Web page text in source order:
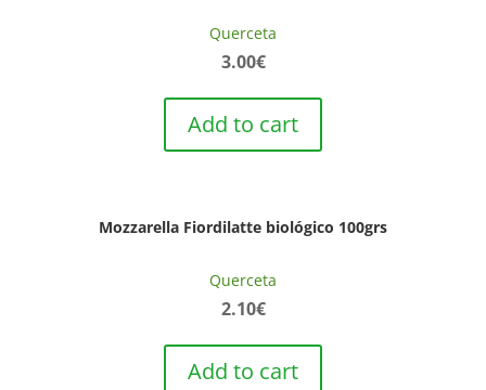
Querceta
3.00€
Add to cart
Mozzarella Fiordilatte biológico 100grs
Querceta
2.10€
Add to cart